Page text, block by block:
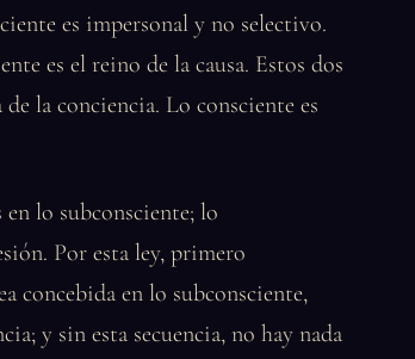
es impersonal y no selectivo.
es el reino de la causa. Estos dos
la conciencia. Lo consciente es
en lo subconsciente; lo
Por esta ley, primero
concebida en lo subconsciente,
y sin esta secuencia, no hay nada